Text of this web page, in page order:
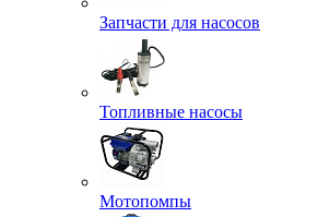
Запчасти для насосов
Топливные насосы
Мотопомпы